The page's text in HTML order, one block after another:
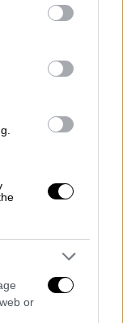
may click to
party tags to
in below Google
or
διαθέσουν
Sign in
«Σε όλη την
νόημα
από
μια βαθιά
την
προσφέρει
να κάνουμε
για